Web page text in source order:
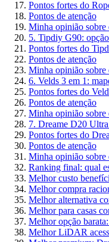
Pontos fortes do
Pontos de atenção
Minha opinião sobre
5. Tipdiy G90:
Pontos fortes do
Pontos de atenção
Minha opinião
6. Velds 3 em 1:
Pontos fortes do
Pontos de atenção
Minha opinião sobre
7. Dreame D20
Pontos fortes do
Pontos de atenção
Minha opinião
Ranking final: qual
Melhor custo
Melhor compra
Melhor alternativa
Melhor para casas
Melhor opção
Melhor LiDAR